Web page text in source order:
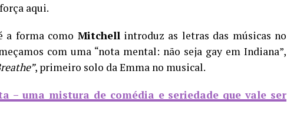
aqui.
a forma como Mitchellintroduz as letras das músicas no
com uma “nota mental: não seja gay em Indiana”,
, primeiro solo da Emma no musical.
– uma mistura de comédia e seriedade que vale ser